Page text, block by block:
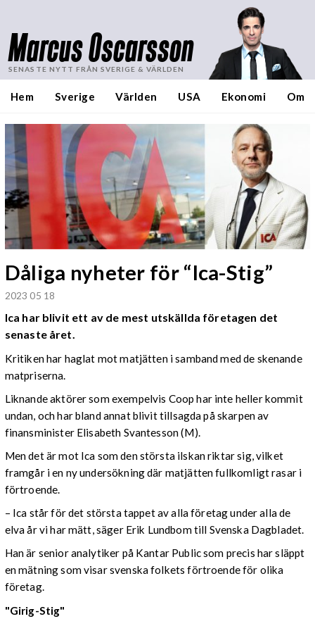
Marcus Oscarsson
SENASTE NYTT FRÅN SVERIGE & VÄRLDEN
Hem Sverige Världen USA Ekonomi Om
Dåliga nyheter för “Ica-Stig”
2023 05 18
Ica har blivit ett av de mest utskällda företagen det
senaste året.
Kritiken har haglat mot matjätten i samband med de skenande
matpriserna.
Liknande aktörer som exempelvis Coop har inte heller kommit
undan, och har bland annat blivit tillsagda på skarpen av
finansminister Elisabeth Svantesson (M).
Men det är mot Ica som den största ilskan riktar sig, vilket
framgår i en ny undersökning där matjätten fullkomligt rasar i
förtroende.
– Ica står för det största tappet av alla företag under alla de
elva år vi har mätt, säger Erik Lundbom till Svenska Dagbladet.
Han är senior analytiker på Kantar Public som precis har släppt
en mätning som visar svenska folkets förtroende för olika
företag.
"Girig-Stig"